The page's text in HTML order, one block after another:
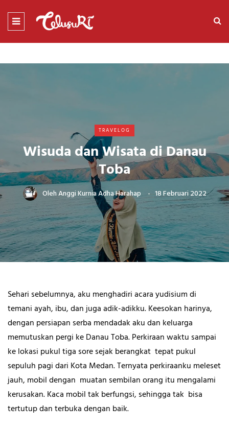
TRAVELOG
Wisuda dan Wisata di Danau
Toba
OlehAnggi Kurnia Adha Harahap 18 Februari 2022
Sehari sebelumnya, aku menghadiri acara yudisium di
temani ayah, ibu, dan juga adik-adikku. Keesokan harinya,
dengan persiapan serba mendadak aku dan keluarga
memutuskan pergi ke Danau Toba. Perkiraan waktu sampai
ke lokasi pukul tiga sore sejak berangkat tepat pukul
sepuluh pagi dari Kota Medan. Ternyata perkiraanku meleset
jauh, mobil dengan muatan sembilan orang itu mengalami
kerusakan. Kaca mobil tak berfungsi, sehingga tak bisa
tertutup dan terbuka dengan baik.